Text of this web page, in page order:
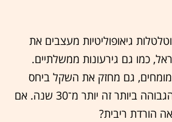
גיאופוליטיות מעצבים את
כמו גם גירעונות ממשלתיים.
גם מחזק את השקל ביחס
לדולר, עד כדי הרמה הגבוהה ביותר זה יותר מ־30 שנה. אם
הורדת ריבית?